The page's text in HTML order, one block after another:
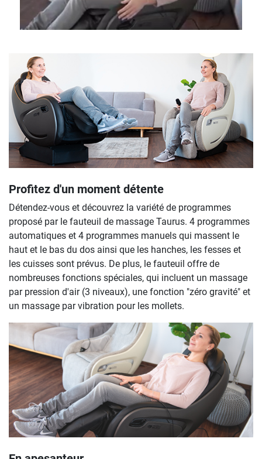
Profitez d'un moment détente
Détendez-vous et découvrez la variété de programmes
proposé par le fauteuil de massage Taurus. 4 programmes
automatiques et 4 programmes manuels qui massent le
haut et le bas du dos ainsi que les hanches, les fesses et
les cuisses sont prévus. De plus, le fauteuil offre de
nombreuses fonctions spéciales, qui incluent un massage
par pression d'air (3 niveaux), une fonction "zéro gravité" et
un massage par vibration pour les mollets.